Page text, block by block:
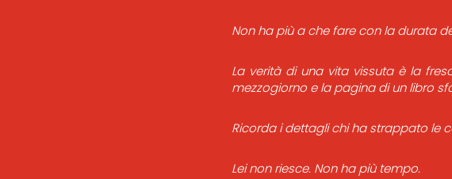
Non ha più a che fare con la durata
La verità di una vita vissuta è la
mezzogiorno e la pagina di un libro
Ricorda i dettagli chi ha strappato le
Lei non riesce. Non ha più tempo.